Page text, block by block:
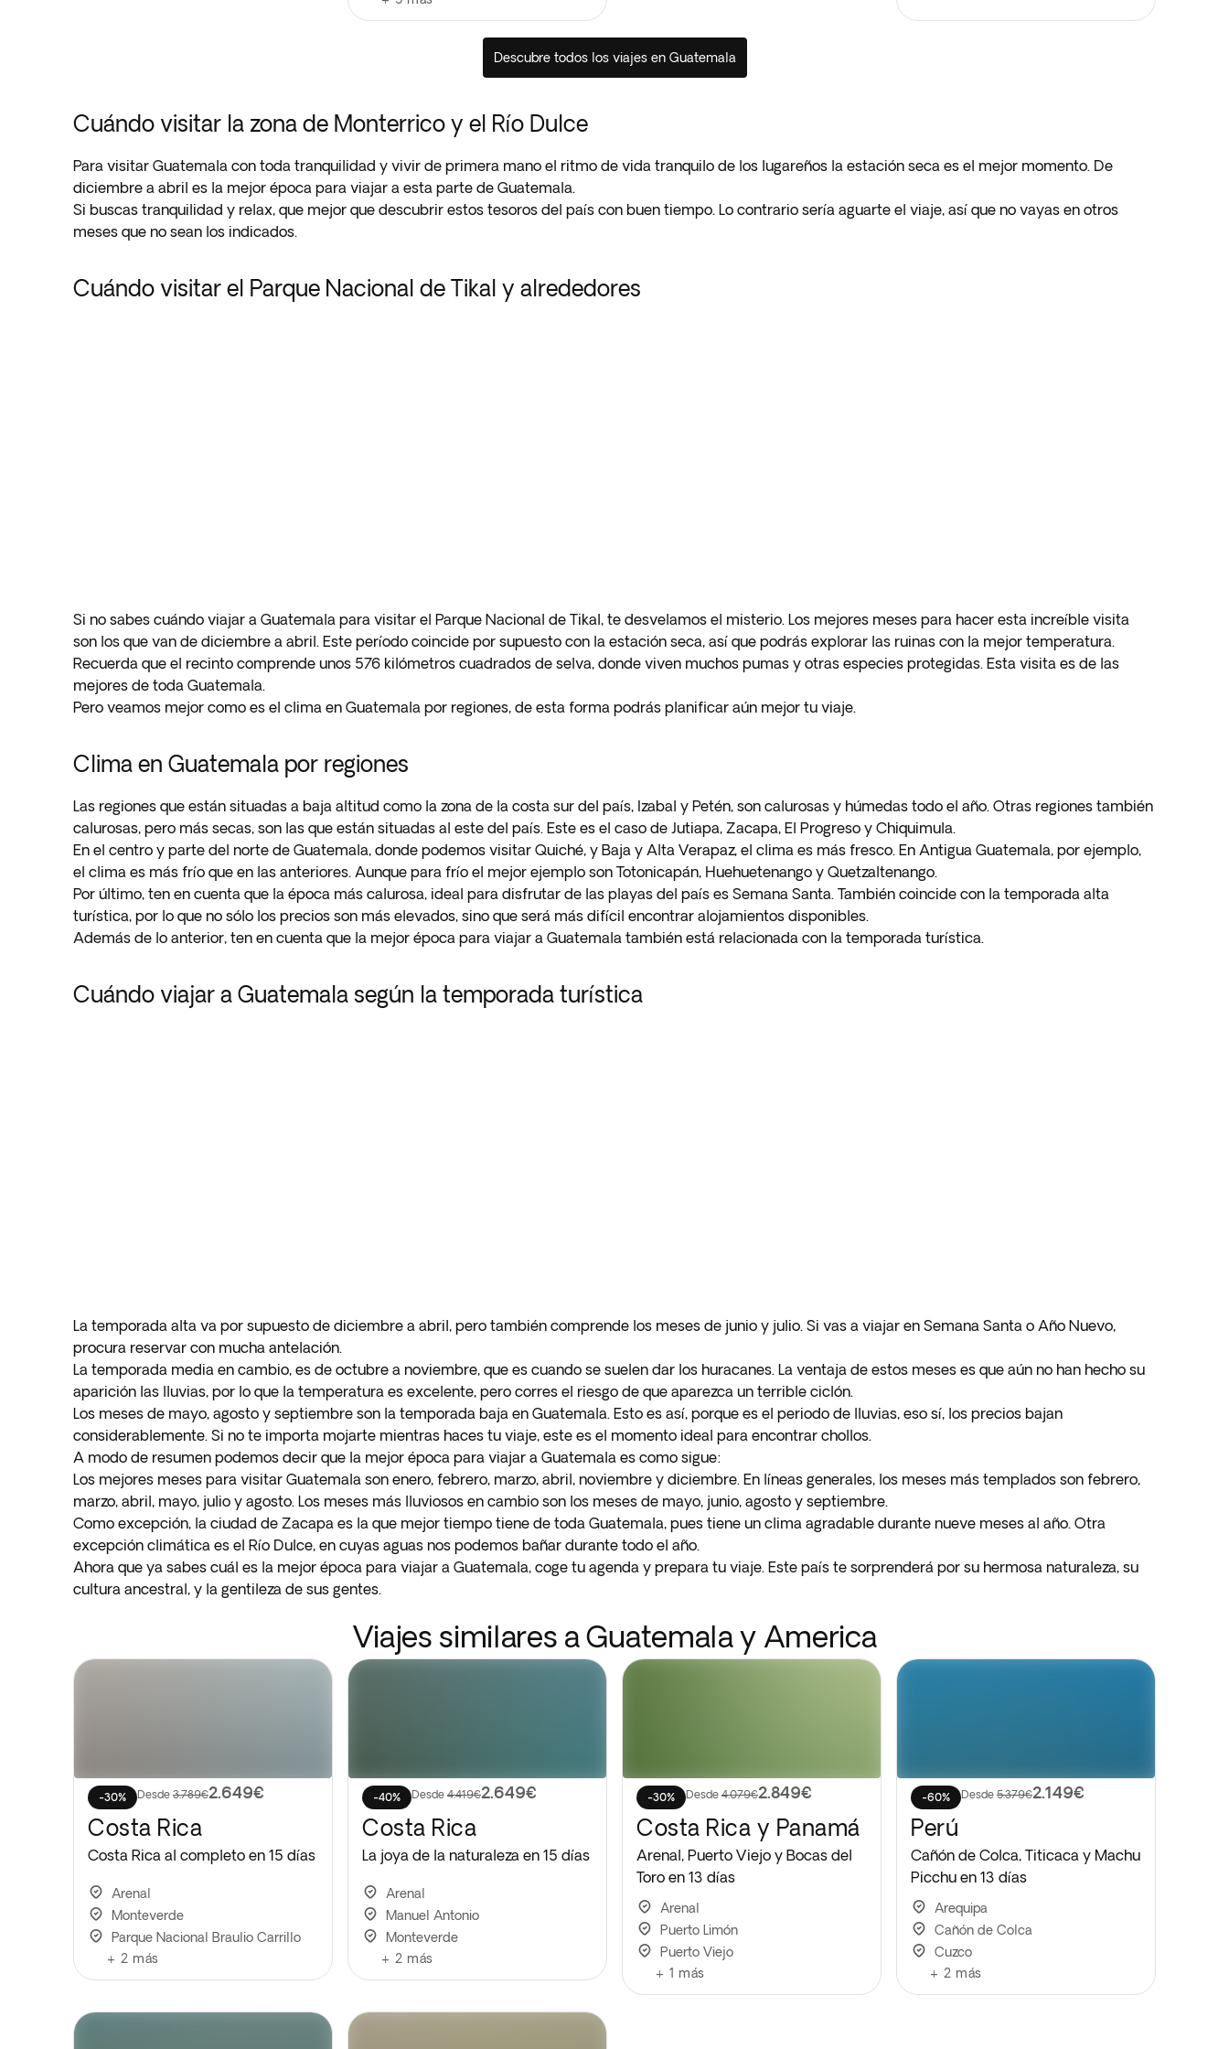
Descubre todos los viajes en Guatemala
Cuándo visitar la zona de Monterrico y el Río Dulce
Para visitar Guatemala con toda tranquilidad y vivir de primera mano el ritmo de vida tranquilo de los lugareños la estación seca es el mejor momento. De
diciembre a abril es la mejor época para viajar a esta parte de Guatemala.
Si buscas tranquilidad y relax, que mejor que descubrir estos tesoros del país con buen tiempo. Lo contrario sería aguarte el viaje, así que no vayas en otros
meses que no sean los indicados.
Cuándo visitar el Parque Nacional de Tikal y alrededores
Si no sabes cuándo viajar a Guatemala para visitar el Parque Nacional de Tikal, te desvelamos el misterio. Los mejores meses para hacer esta increíble visita
son los que van de diciembre a abril. Este período coincide por supuesto con la estación seca, así que podrás explorar las ruinas con la mejor temperatura.
Recuerda que el recinto comprende unos 576 kilómetros cuadrados de selva, donde viven muchos pumas y otras especies protegidas. Esta visita es de las
mejores de toda Guatemala.
Pero veamos mejor como es el clima en Guatemala por regiones, de esta forma podrás planificar aún mejor tu viaje.
Clima en Guatemala por regiones
Las regiones que están situadas a baja altitud como la zona de la costa sur del país, Izabal y Petén, son calurosas y húmedas todo el año. Otras regiones también
calurosas, pero más secas, son las que están situadas al este del país. Este es el caso de Jutiapa, Zacapa, El Progreso y Chiquimula.
En el centro y parte del norte de Guatemala, donde podemos visitar Quiché, y Baja y Alta Verapaz, el clima es más fresco. En Antigua Guatemala, por ejemplo,
el clima es más frío que en las anteriores. Aunque para frío el mejor ejemplo son Totonicapán, Huehuetenango y Quetzaltenango.
Por último, ten en cuenta que la época más calurosa, ideal para disfrutar de las playas del país es Semana Santa. También coincide con la temporada alta
turística, por lo que no sólo los precios son más elevados, sino que será más difícil encontrar alojamientos disponibles.
Además de lo anterior, ten en cuenta que la mejor época para viajar a Guatemala también está relacionada con la temporada turística.
Cuándo viajar a Guatemala según la temporada turística
La temporada alta va por supuesto de diciembre a abril, pero también comprende los meses de junio y julio. Si vas a viajar en Semana Santa o Año Nuevo,
procura reservar con mucha antelación.
La temporada media en cambio, es de octubre a noviembre, que es cuando se suelen dar los huracanes. La ventaja de estos meses es que aún no han hecho su
aparición las lluvias, por lo que la temperatura es excelente, pero corres el riesgo de que aparezca un terrible ciclón.
Los meses de mayo, agosto y septiembre son la temporada baja en Guatemala. Esto es así, porque es el periodo de lluvias, eso sí, los precios bajan
considerablemente. Si no te importa mojarte mientras haces tu viaje, este es el momento ideal para encontrar chollos.
A modo de resumen podemos decir que la mejor época para viajar a Guatemala es como sigue:
Los mejores meses para visitar Guatemala son enero, febrero, marzo, abril, noviembre y diciembre. En líneas generales, los meses más templados son febrero,
marzo, abril, mayo, julio y agosto. Los meses más lluviosos en cambio son los meses de mayo, junio, agosto y septiembre.
Como excepción, la ciudad de Zacapa es la que mejor tiempo tiene de toda Guatemala, pues tiene un clima agradable durante nueve meses al año. Otra
excepción climática es el Río Dulce, en cuyas aguas nos podemos bañar durante todo el año.
Ahora que ya sabes cuál es la mejor época para viajar a Guatemala, coge tu agenda y prepara tu viaje. Este país te sorprenderá por su hermosa naturaleza, su
cultura ancestral, y la gentileza de sus gentes.
Viajes similares a Guatemala y America
-30% Desde 3.789€2.649€
Costa Rica
Costa Rica al completo en 15 días
Arenal
Monteverde
Parque Nacional Braulio Carrillo
+ 2 más
-40% Desde 4.419€2.649€
Costa Rica
La joya de la naturaleza en 15 días
Arenal
Manuel Antonio
Monteverde
+ 2 más
-30% Desde 4.079€2.849€
Costa Rica y Panamá
Arenal, Puerto Viejo y Bocas del
Toro en 13 días
Arenal
Puerto Limón
Puerto Viejo
+ 1 más
-60% Desde 5.379€2.149€
Perú
Cañón de Colca, Titicaca y Machu
Picchu en 13 días
Arequipa
Cañón de Colca
Cuzco
+ 2 más